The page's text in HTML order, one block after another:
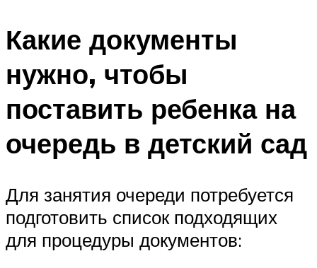
Какие документы
нужно, чтобы
поставить ребенка на
очередь в детский сад
Для занятия очереди потребуется
подготовить список подходящих
для процедуры документов: